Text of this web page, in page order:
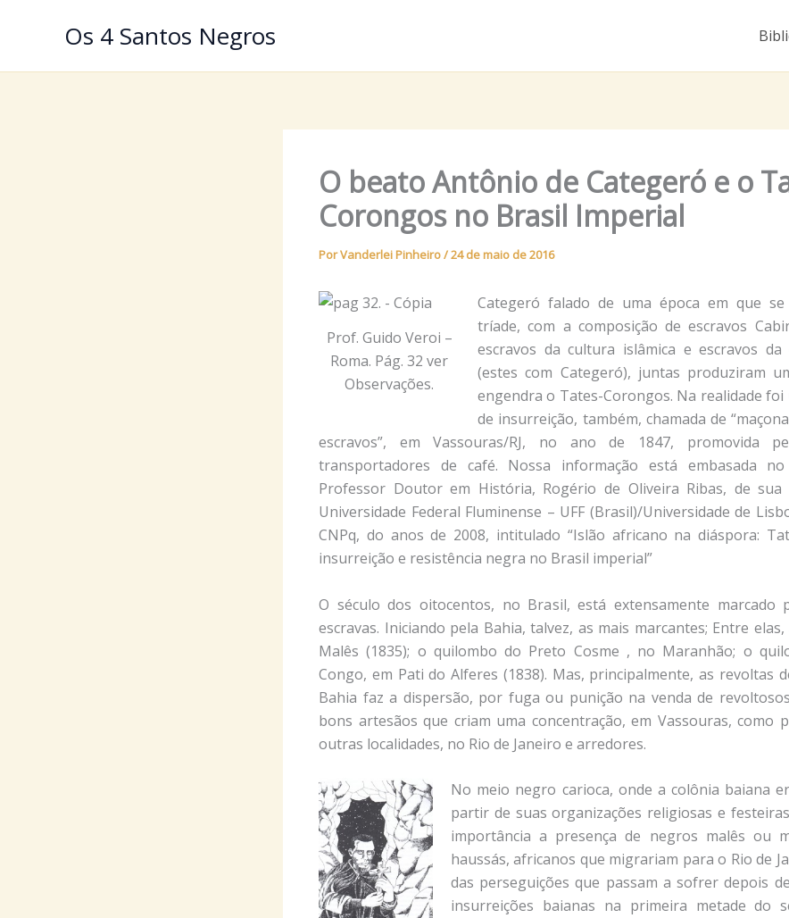
Os 4 Santos Negros
O beato Antônio de Categeró e o
Corongos no Brasil Imperial
PorVanderlei Pinheiro/24 de maio de 2016
Prof. Guido Veroi –
Roma. Pág. 32 ver
Observações.
Categeró falado de uma época em que
tríade, com a composição de escravos
escravos da cultura islâmica e escravos
(estes com Categeró), juntas produziram
engendra o Tates-Corongos. Na realidade
de insurreição, também, chamada de
escravos”, em Vassouras/RJ, no ano de 1847, promovida
transportadores de café. Nossa informação está embasada
Professor Doutor em História, Rogério de Oliveira Ribas, de
Universidade Federal Fluminense – UFF (Brasil)/Universidade de
CNPq, do anos de 2008, intitulado “Islão africano na diáspora:
insurreição e resistência negra no Brasil imperial”
O século dos oitocentos, no Brasil, está extensamente marcado
escravas. Iniciando pela Bahia, talvez, as mais marcantes; Entre
Malês (1835); o quilombo do Preto Cosme , no Maranhão; o
Congo, em Pati do Alferes (1838). Mas, principalmente, as revoltas
Bahia faz a dispersão, por fuga ou punição na venda de
bons artesãos que criam uma concentração, em Vassouras, como
outras localidades, no Rio de Janeiro e arredores.
No meio negro carioca, onde a colônia baiana
partir de suas organizações religiosas e
importância a presença de negros malês ou
haussás, africanos que migrariam para o Rio de
das perseguições que passam a sofrer depois
insurreições baianas na primeira metade do